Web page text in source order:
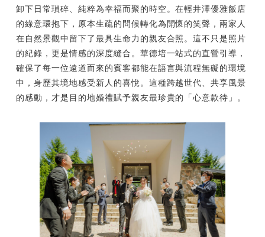
卸下日常瑣碎、純粹為幸福而聚的時空。在輕井澤優雅飯店
的綠意環抱下，原本生疏的問候轉化為開懷的笑聲，兩家人
在自然景觀中留下了最具生命力的親友合照。這不只是照片
的紀錄，更是情感的深度縫合。華德培一站式的直營引導，
確保了每一位遠道而來的賓客都能在語言與流程無礙的環境
中，身歷其境地感受新人的喜悅。這種跨越世代、共享風景
的感動，才是目的地婚禮賦予親友最珍貴的「心意款待」。